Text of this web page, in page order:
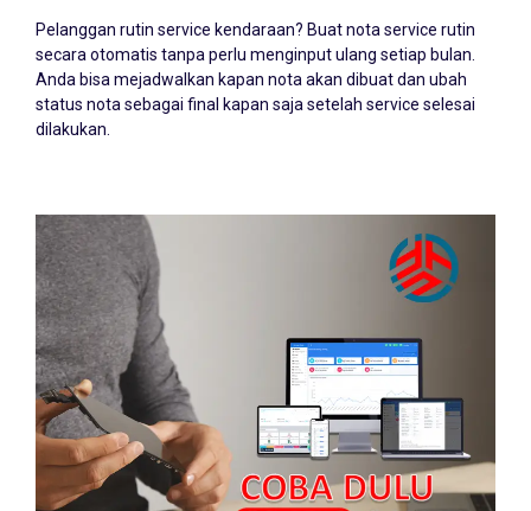
Pelanggan rutin service kendaraan? Buat nota service rutin
secara otomatis tanpa perlu menginput ulang setiap bulan.
Anda bisa mejadwalkan kapan nota akan dibuat dan ubah
status nota sebagai final kapan saja setelah service selesai
dilakukan.